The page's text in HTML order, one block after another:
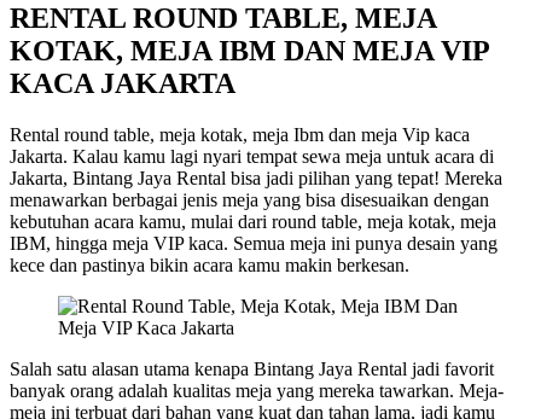
RENTAL ROUND TABLE, MEJA
KOTAK, MEJA IBM DAN MEJA VIP
KACA JAKARTA
Rental round table, meja kotak, meja Ibm dan meja Vip kaca
Jakarta. Kalau kamu lagi nyari tempat sewa meja untuk acara di
Jakarta, Bintang Jaya Rental bisa jadi pilihan yang tepat! Mereka
menawarkan berbagai jenis meja yang bisa disesuaikan dengan
kebutuhan acara kamu, mulai dari round table, meja kotak, meja
IBM, hingga meja VIP kaca. Semua meja ini punya desain yang
kece dan pastinya bikin acara kamu makin berkesan.
Salah satu alasan utama kenapa Bintang Jaya Rental jadi favorit
banyak orang adalah kualitas meja yang mereka tawarkan. Meja-
meja ini terbuat dari bahan yang kuat dan tahan lama, jadi kamu